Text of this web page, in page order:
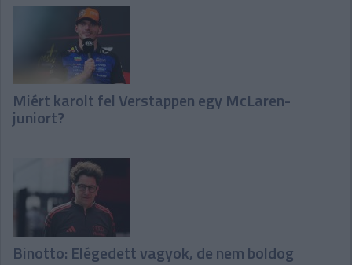
Miért karolt fel Verstappen egy McLaren-
juniort?
Binotto: Elégedett vagyok, de nem boldog